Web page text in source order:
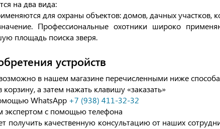
на два вида:
для охраны объектов: домов, дачных участков,
Профессиональные охотники широко
площадь поиска зверя.
устройств
в нашем магазине перечисленными ниже
корзину, а затем нажать клавишу «заказать»
WhatsApp +7 (938) 411-32-32
экспертом с помощью телефона
получить качественную консультацию от наших